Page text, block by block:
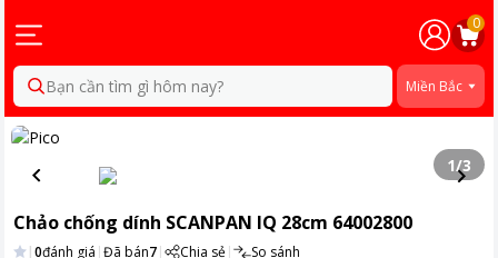
0
Bạn cần tìm gì hôm nay? Miền Bắc
1/3
Chảo chống dính SCANPAN IQ 28cm 64002800
|0đánh giá |Đã bán7| Chia sẻ| So sánh